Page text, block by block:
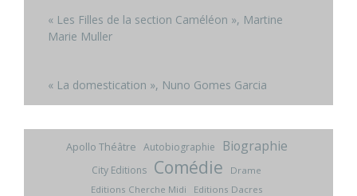
« Les Filles de la section Caméléon », Martine
Marie Muller
« La domestication », Nuno Gomes Garcia
Apollo Théâtre Autobiographie Biographie
City Editions Comédie
Drame
Editions Cherche Midi
Editions Dacres